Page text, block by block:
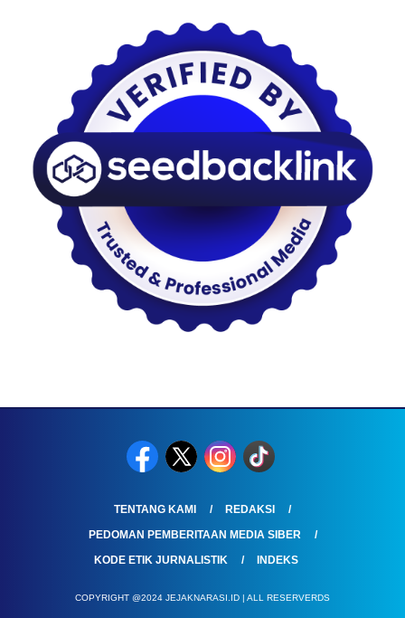
TENTANG KAMI
REDAKSI
PEDOMAN PEMBERITAAN MEDIA SIBER
KODE ETIK JURNALISTIK
INDEKS
COPYRIGHT @2024 JEJAKNARASI.ID | ALL RESERVERDS